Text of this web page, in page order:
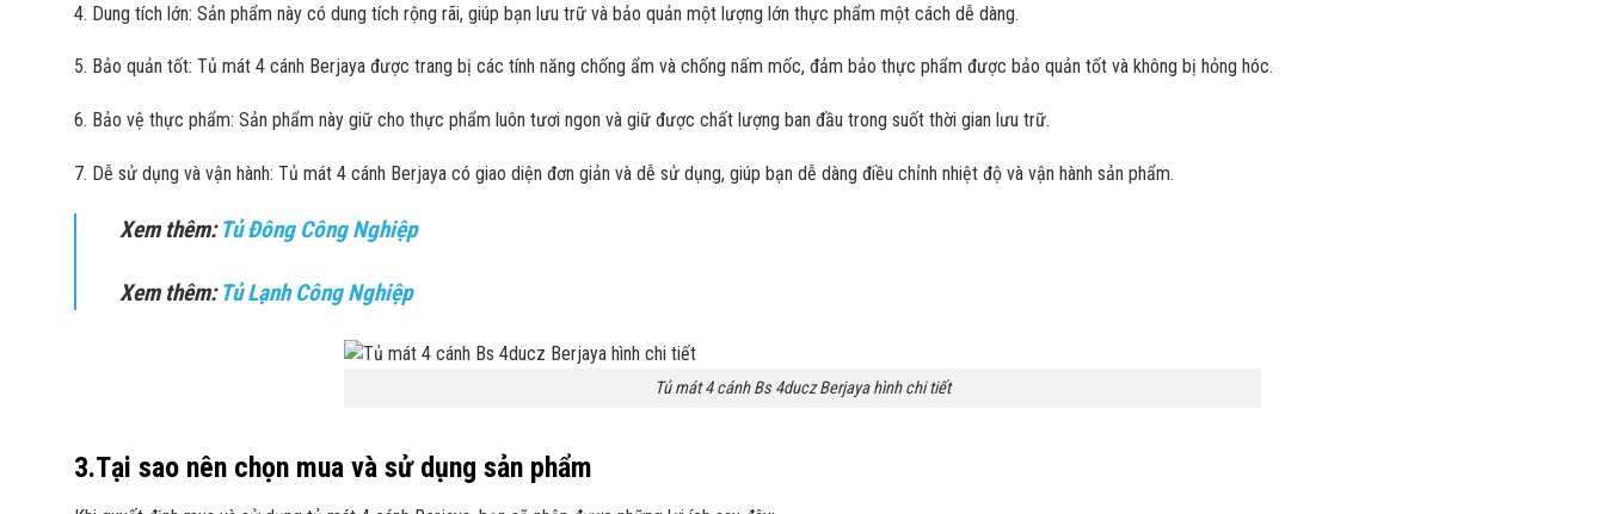
4. Dung tích lớn: Sản phẩm này có dung tích rộng rãi, giúp bạn lưu trữ và bảo quản một lượng lớn thực phẩm một cách dễ dàng.
5. Bảo quản tốt: Tủ mát 4 cánh Berjaya được trang bị các tính năng chống ẩm và chống nấm mốc, đảm bảo thực phẩm được bảo quản tốt và không bị hỏng hóc.
6. Bảo vệ thực phẩm: Sản phẩm này giữ cho thực phẩm luôn tươi ngon và giữ được chất lượng ban đầu trong suốt thời gian lưu trữ.
7. Dễ sử dụng và vận hành: Tủ mát 4 cánh Berjaya có giao diện đơn giản và dễ sử dụng, giúp bạn dễ dàng điều chỉnh nhiệt độ và vận hành sản phẩm.
Xem thêm:Tủ Đông Công Nghiệp
Xem thêm:Tủ Lạnh Công Nghiệp
Tủ mát 4 cánh Bs 4ducz Berjaya hình chi tiết
3.Tại sao nên chọn mua và sử dụng sản phẩm